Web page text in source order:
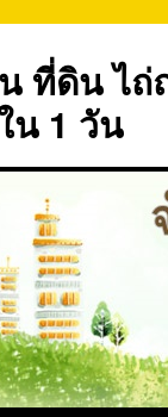
ที่ดิน ไ
น 1 วัน